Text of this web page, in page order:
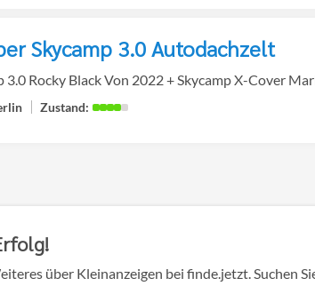
Skycamp 3.0 Autodachzelt
3.0 Rocky Black Von 2022 + Skycamp X-Cover
über Kleinanzeigen bei finde.jetzt. Suchen